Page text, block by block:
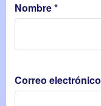
Nombre*
Correo electrónico